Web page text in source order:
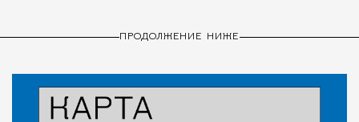
ПРОДОЛЖЕНИЕ НИЖЕ